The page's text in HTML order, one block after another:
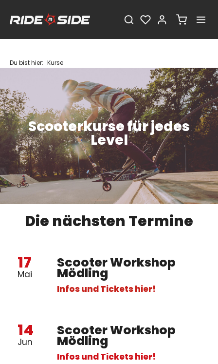
Du bist hier: Kurse
Scooterkurse für jedes
Level
Die nächsten Termine
17
Mai
Scooter Workshop
Mödling
Infos und Tickets hier!
14
Jun
Scooter Workshop
Mödling
Infos und Tickets hier!